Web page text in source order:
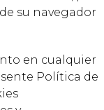
su navegador
en cualquier
Política de